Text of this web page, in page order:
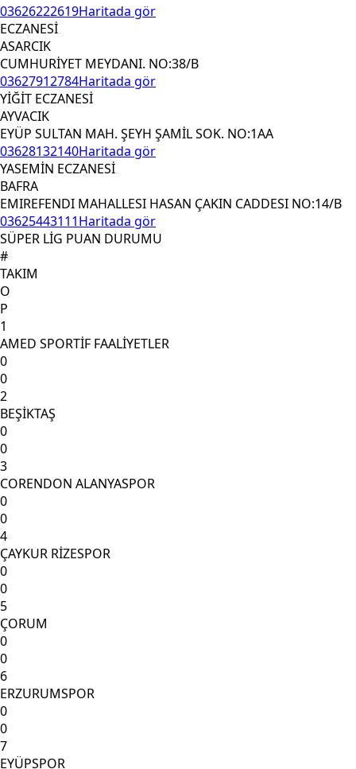
03626222619Haritada gör
ECZANESİ
ASARCIK
CUMHURİYET MEYDANI. NO:38/B
03627912784Haritada gör
YİĞİT ECZANESİ
AYVACIK
EYÜP SULTAN MAH. ŞEYH ŞAMİL SOK. NO:1AA
03628132140Haritada gör
YASEMİN ECZANESİ
BAFRA
EMIREFENDI MAHALLESI HASAN ÇAKIN CADDESI NO:14/B
03625443111Haritada gör
SÜPER LİG PUAN DURUMU
#
TAKIM
O
P
1
AMED SPORTİF FAALİYETLER
0
0
2
BEŞİKTAŞ
0
0
3
CORENDON ALANYASPOR
0
0
4
ÇAYKUR RİZESPOR
0
0
5
ÇORUM
0
0
6
ERZURUMSPOR
0
0
7
EYÜPSPOR